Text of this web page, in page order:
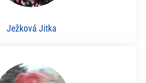
Ježková Jitka